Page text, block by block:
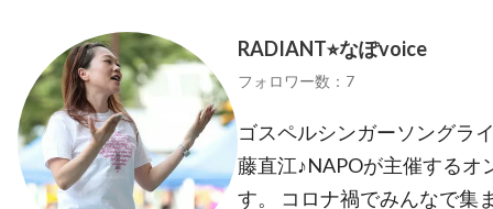
RADIANT⭐︎なぽvoice
フォロワー数：7
ゴスペルシンガーソングラ
藤直江♪NAPOが主催するオ
す。 コロナ禍でみんなで集